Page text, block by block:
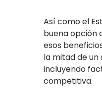
Así como el
buena opción
esos
la mitad de
incluyendo
competitiva.